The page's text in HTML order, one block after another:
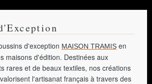
d'exception MAISON TRAMIS en
maisons d'édition. Destinées aux
rares et de beaux textiles, nos créations
l'artisanat français à travers des